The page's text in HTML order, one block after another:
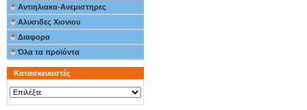
Αντιηλιακα-Ανεμιστηρες
Αλυσιδες Χιονιου
Διαφορα
Όλα τα προϊόντα
Κατασκευαστές